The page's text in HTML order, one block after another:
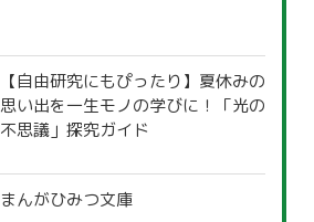
【自由研究にもぴったり】夏休みの
思い出を一生モノの学びに！「光の
不思議」探究ガイド
まんがひみつ文庫